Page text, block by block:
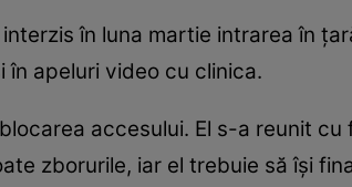
în luna martie intrarea în
apeluri video cu clinica.
accesului. El s-a reunit cu
zborurile, iar el trebuie să îşi